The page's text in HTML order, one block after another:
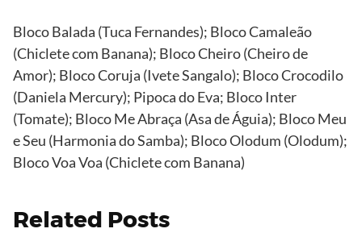
Bloco Balada (Tuca Fernandes); Bloco Camaleão
(Chiclete com Banana); Bloco Cheiro (Cheiro de
Amor); Bloco Coruja (Ivete Sangalo); Bloco Crocodilo
(Daniela Mercury); Pipoca do Eva; Bloco Inter
(Tomate); Bloco Me Abraça (Asa de Águia); Bloco Meu
e Seu (Harmonia do Samba); Bloco Olodum (Olodum);
Bloco Voa Voa (Chiclete com Banana)
Related Posts